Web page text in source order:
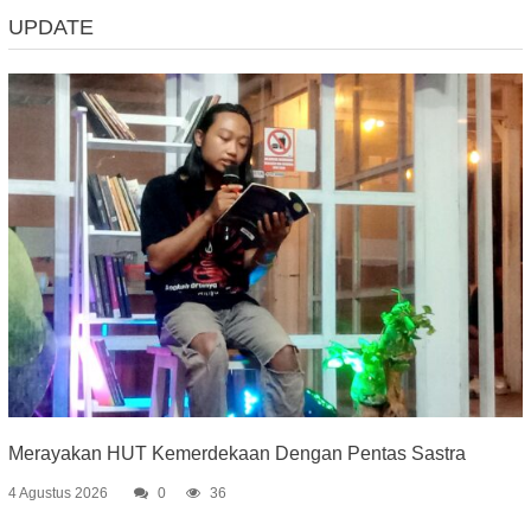
UPDATE
Merayakan HUT Kemerdekaan Dengan Pentas Sastra
4 Agustus 2026 0 36